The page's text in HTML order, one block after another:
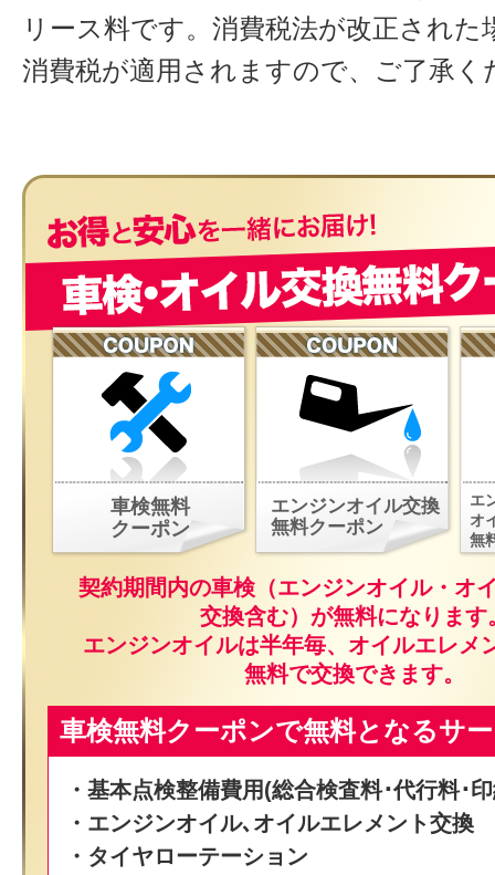
リース料です。消費税法が改正された
消費税が適用されますので、ご了承く
車検無料
クーポン
エンジンオイル交換
無料クーポン
エ
オ
無
契約期間内の車検（エンジンオイル・オ
交換含む）が無料になります
エンジンオイルは半年毎、オイルエレメ
無料で交換できます。
車検無料クーポンで無料となるサ
・基本点検整備費用(総合検査料･代行料･
・エンジンオイル､オイルエレメント交換
・タイヤローテーション